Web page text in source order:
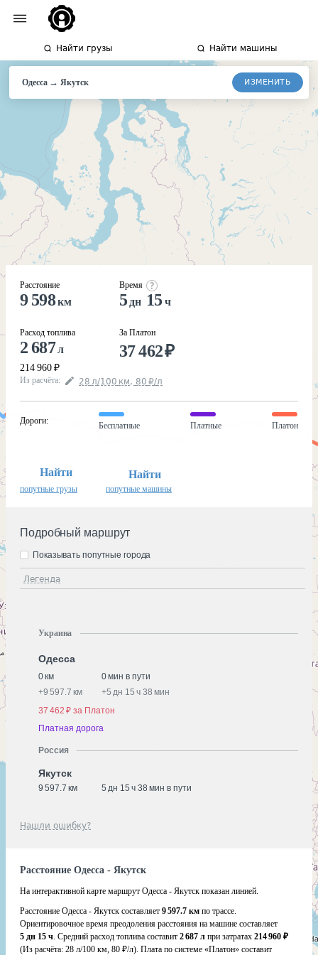
Найти грузы Найти машины
Одесса→Якутск ИЗМЕНИТЬ
Расстояние
9 598км
Расход топлива
2 687л
214 960 ₽
Время
5 дн 15 ч
За Платон
37 462₽
Из расчёта: 28 л/100 км, 80 ₽/л
Дороги:
Бесплатные Платные Платон
Найти
попутные грузы
Найти
попутные машины
Подробный маршрут
Легенда
Показывать попутные города
Украина
Одесса
0 км
0 мин в пути
+9 597.7 км +5 дн 15 ч 38 мин
37 462 ₽ за Платон
Платная дорога
Россия
Якутск
9 597.7 км 5 дн 15 ч 38 мин в пути
Нашли ошибку?
Расстояние Одесса - Якутск
На интерактивной карте маршрут Одесса - Якутск показан линией.
Расстояние Одесса - Якутск составляет 9 597.7 км по трассе.
Ориентировочное время преодоления расстояния на машине составляет
5 дн 15 ч. Средний расход топлива составит 2 687 л при затратах 214 960 ₽
(Из расчёта: 28 л/100 км, 80 ₽/л). Плата по системе «Платон» составит